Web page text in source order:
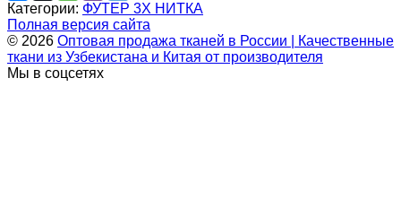
Категории: ФУТЕР 3Х НИТКА
Полная версия сайта
© 2026 Оптовая продажа тканей в России | Качественные
ткани из Узбекистана и Китая от производителя
Мы в соцсетях